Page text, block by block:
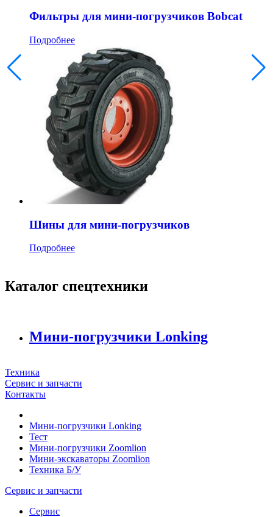
Фильтры для мини-погрузчиков Bobcat
Подробнее
Шины для мини-погрузчиков
Подробнее
Каталог спецтехники
Мини-погрузчики Lonking
Техника
Сервис и запчасти
Контакты
Мини-погрузчики Lonking
Тест
Мини-погрузчики Zoomlion
Мини-экскаваторы Zoomlion
Техника Б/У
Сервис и запчасти
Сервис